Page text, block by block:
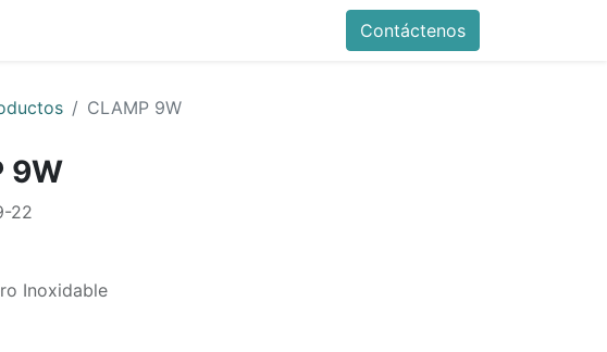
Contáctenos
CLAMP 9W
9W
22
Inoxidable